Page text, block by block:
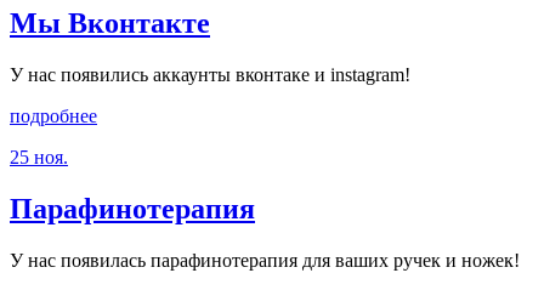
Мы Вконтакте
У нас появились аккаунты вконтаке и instagram!
подробнее
25 ноя.
Парафинотерапия
У нас появилась парафинотерапия для ваших ручек и ножек!